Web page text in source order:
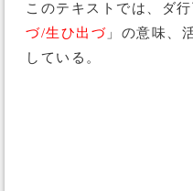
このテキストでは、ダ
づ/生ひ出づ 」の意味、
している。